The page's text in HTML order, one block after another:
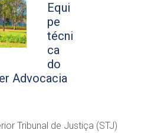
Equi
pe
técni
ca
do
Advocacia
Tribunal de Justiça (STJ)